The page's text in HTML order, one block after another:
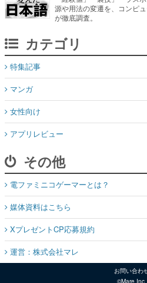
源や用法の変遷を、コンピ
が徹底調査。
カテゴリ
特集記事
マンガ
女性向け
アプリレビュー
その他
電ファミニコゲーマーとは？
媒体資料はこちら
XプレゼントCP応募規約
運営：株式会社マレ
お問い合わ
©Mare Inc.